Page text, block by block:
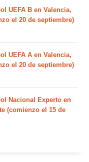
UEFA B en Valencia,
el 20 de septiembre)
UEFA A en Valencia,
el 20 de septiembre)
Nacional Experto en
(comienzo el 15 de